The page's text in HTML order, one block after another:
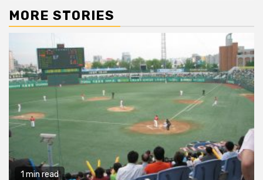
MORE STORIES
1 min read